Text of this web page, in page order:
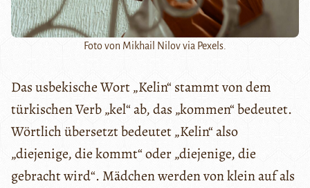
Foto von Mikhail Nilov via Pexels.
Das usbekische Wort „Kelin“ stammt von dem
türkischen Verb „kel“ ab, das „kommen“ bedeutet.
Wörtlich übersetzt bedeutet „Kelin“ also
„diejenige, die kommt“ oder „diejenige, die
gebracht wird“. Mädchen werden von klein auf als